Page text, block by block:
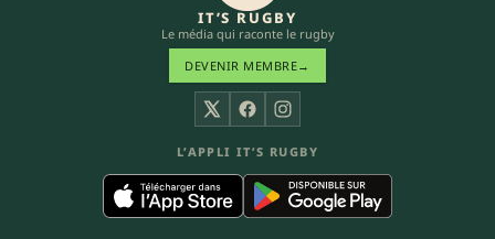
IT’S RUGBY
Le média qui raconte le rugby
DEVENIR MEMBRE→
X FacebookInstagram
L’APPLI IT’S RUGBY